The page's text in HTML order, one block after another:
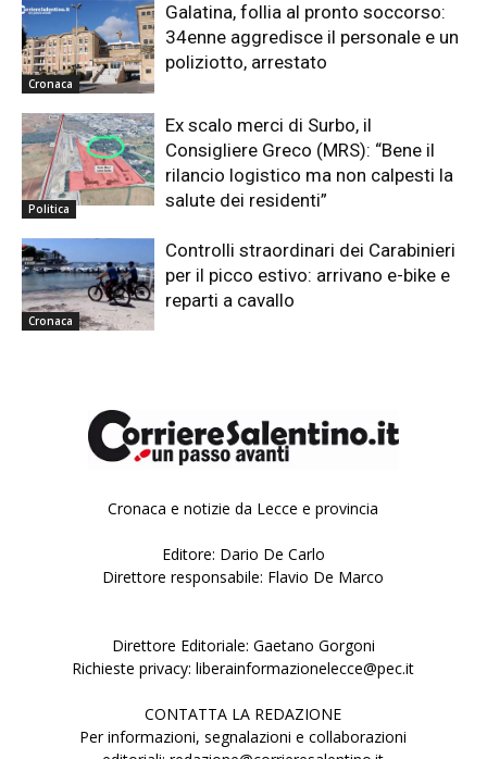
Cronaca
Galatina, follia al pronto soccorso:
34enne aggredisce il personale e un
poliziotto, arrestato
Politica
Ex scalo merci di Surbo, il
Consigliere Greco (MRS): “Bene il
rilancio logistico ma non calpesti la
salute dei residenti”
Cronaca
Controlli straordinari dei Carabinieri
per il picco estivo: arrivano e-bike e
reparti a cavallo
Cronaca e notizie da Lecce e provincia
Editore: Dario De Carlo
Direttore responsabile: Flavio De Marco
Direttore Editoriale: Gaetano Gorgoni
Richieste privacy: liberainformazionelecce@pec.it
CONTATTA LA REDAZIONE
Per informazioni, segnalazioni e collaborazioni